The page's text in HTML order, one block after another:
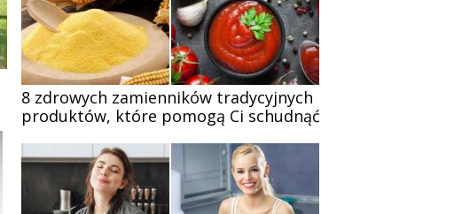
8 zdrowych zamienników tradycyjnych
produktów, które pomogą Ci schudnąć